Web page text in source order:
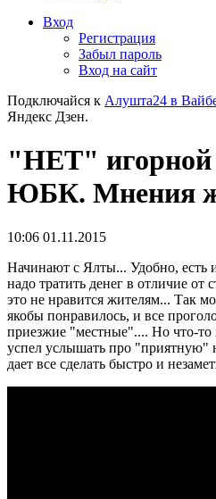
Вход
Регистрация
Забыл пароль
Вход на сайт
Подключайся к Алушта24 в
Яндекс Дзен.
"НЕТ" игорной
ЮБК. Мнения
10:06 01.11.2015
Начинают с Ялты... Удобно, есть
надо тратить денег в отличие от
это не нравится жителям... Так
якобы понравилось, и все
приезжие "местные".... Но что-
успел услышать про "приятную"
дает все сделать быстро и